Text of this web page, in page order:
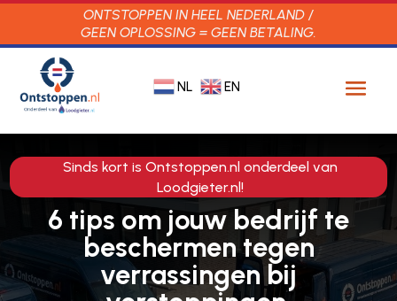
ONTSTOPPEN IN HEEL NEDERLAND /
GEEN OPLOSSING = GEEN BETALING.
NL EN
Sinds kort is Ontstoppen.nl onderdeel van
Loodgieter.nl!
6 tips om jouw bedrijf te
beschermen tegen
verrassingen bij